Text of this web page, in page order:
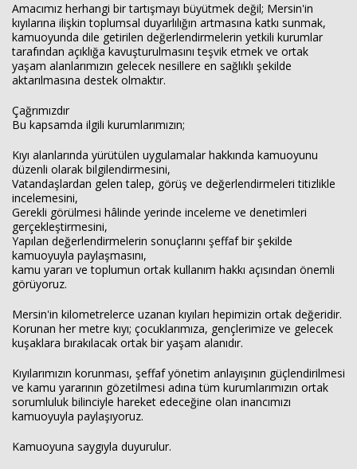
Amacımız herhangi bir tartışmayı büyütmek değil; Mersin'in
kıyılarına ilişkin toplumsal duyarlılığın artmasına katkı sunmak,
kamuoyunda dile getirilen değerlendirmelerin yetkili kurumlar
tarafından açıklığa kavuşturulmasını teşvik etmek ve ortak
yaşam alanlarımızın gelecek nesillere en sağlıklı şekilde
aktarılmasına destek olmaktır.
Çağrımızdır
Bu kapsamda ilgili kurumlarımızın;
Kıyı alanlarında yürütülen uygulamalar hakkında kamuoyunu
düzenli olarak bilgilendirmesini,
Vatandaşlardan gelen talep, görüş ve değerlendirmeleri titizlikle
incelemesini,
Gerekli görülmesi hâlinde yerinde inceleme ve denetimleri
gerçekleştirmesini,
Yapılan değerlendirmelerin sonuçlarını şeffaf bir şekilde
kamuoyuyla paylaşmasını,
kamu yararı ve toplumun ortak kullanım hakkı açısından önemli
görüyoruz.
Mersin'in kilometrelerce uzanan kıyıları hepimizin ortak değeridir.
Korunan her metre kıyı; çocuklarımıza, gençlerimize ve gelecek
kuşaklara bırakılacak ortak bir yaşam alanıdır.
Kıyılarımızın korunması, şeffaf yönetim anlayışının güçlendirilmesi
ve kamu yararının gözetilmesi adına tüm kurumlarımızın ortak
sorumluluk bilinciyle hareket edeceğine olan inancımızı
kamuoyuyla paylaşıyoruz.
Kamuoyuna saygıyla duyurulur.